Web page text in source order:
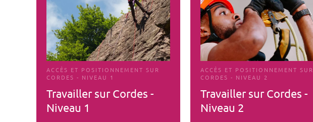
ACCÈS ET POSITIONNEMENT SUR
CORDES - NIVEAU 1
Travailler sur Cordes -
Niveau 1
ACCÈS ET POSITIONNEMENT SUR
CORDES - NIVEAU 2
Travailler sur Cordes -
Niveau 2